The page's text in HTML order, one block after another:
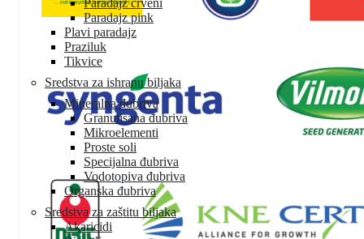
Paradajz crveni
Paradajz pink
Plavi paradajz
Praziluk
Tikvice
Sredstva za ishranu biljaka
Mineralna đubriva
Granulisana đubriva
Mikroelementi
Proste soli
Specijalna đubriva
Vodotopiva đubriva
Organska đubriva
Sredstva za zaštitu biljaka
Akaricidi